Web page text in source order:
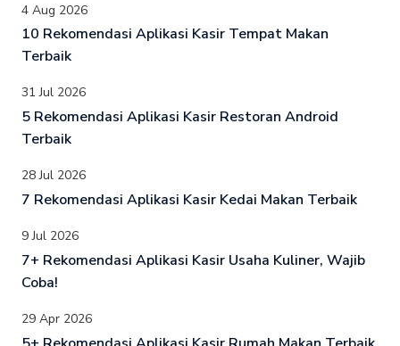
4 Aug 2026
10 Rekomendasi Aplikasi Kasir Tempat Makan
Terbaik
31 Jul 2026
5 Rekomendasi Aplikasi Kasir Restoran Android
Terbaik
28 Jul 2026
7 Rekomendasi Aplikasi Kasir Kedai Makan Terbaik
9 Jul 2026
7+ Rekomendasi Aplikasi Kasir Usaha Kuliner, Wajib
Coba!
29 Apr 2026